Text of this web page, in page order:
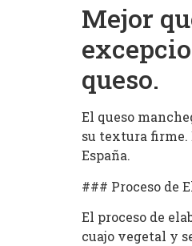
Mejor
queso.
El queso
su textura firme.
España.
### Proceso de
El proceso de
cuajo vegetal y